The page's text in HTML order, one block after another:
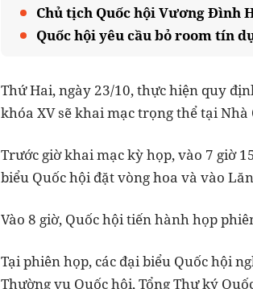
Chủ tịch Quốc hội Vương Đình
Quốc hội yêu cầu bỏ room tín
Thứ Hai, ngày 23/10, thực hiện quy
khóa XV sẽ khai mạc trọng thể tại Nhà
Trước giờ khai mạc kỳ họp, vào 7 giờ
biểu Quốc hội đặt vòng hoa và vào
Vào 8 giờ, Quốc hội tiến hành họp
Tại phiên họp, các đại biểu Quốc hội
Thường vụ Quốc hội, Tổng Thư ký